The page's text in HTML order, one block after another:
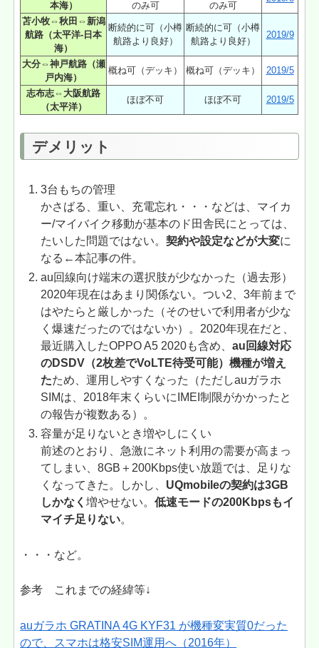
本海）
のみ可
のみ可
苫小牧⇔秋田⇔新潟
航路（太平洋-日本
海）
断続的に可（小樽
航路より良好）
断続的に可（小樽
航路より良好）
2019/9
大分⇔神戸航路（瀬
戸内海）
概ね可（デッキ） 概ね可（デッキ） 2019/5
志布志⇔大阪航路
（太平洋）
ほぼ不可 ほぼ不可 2019/5
デメリット
3台もちの管理
かさばる、重い、充電忘れ・・・などは、マイカ
ー/マイバイク移動が基本のド田舎民にとっては、
たいした問題ではない。契約や設定などが大変に
なる←本記事の件。
au回線向け端末の選択肢が少なかった（過去形）
2020年現在はあまり関係ない。つい2、3年前まで
はやたらと厳しかった（そのせいで利用者が少な
く爆速だったのではないか）。2020年現在だと、
最近購入したOPPO A5 2020も含め、au回線対応
のDSDV（2枚差でVoLTE待受可能）機種が増え
たため、運用しやすくなった（ただしauガラホ
SIMは、2018年末くらいにIMEI制限がかかったと
の報告が複数ある）。
容量が足りないとき増やしにくい
前述のとおり、急激にネット利用の需要が高まっ
てしまい、8GB＋200Kbps使い放題では、足りな
くなってきた。しかし、 UQmobileの契約は3GB
しかなく増やせない。低速モードの200Kbpsもイ
マイチ足りない。
・・・など。
参考 これまでの経緯等↓
auガラホ GRATINA 4G KYF31 が機種変実質0だった
ので、スマホは格安SIM運用へ（2016年）